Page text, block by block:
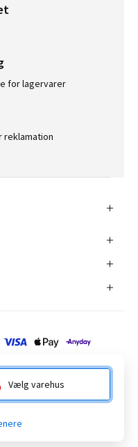
for lagervarer
reklamation
19555305
Vælg varehus